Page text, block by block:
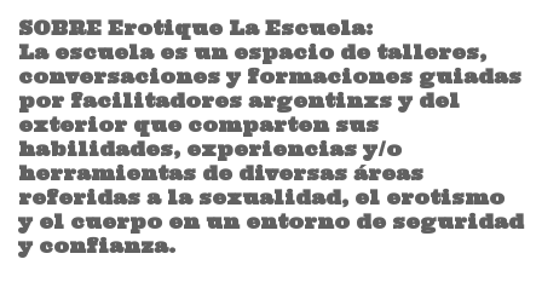
SOBRE Erotique La Escuela:
La escuela es un espacio de talleres,
conversaciones y formaciones guiadas
por facilitadores argentinxs y del
exterior que comparten sus
habilidades, experiencias y/o
herramientas de diversas áreas
referidas a la sexualidad, el erotismo
y el cuerpo en un entorno de seguridad
y confianza.